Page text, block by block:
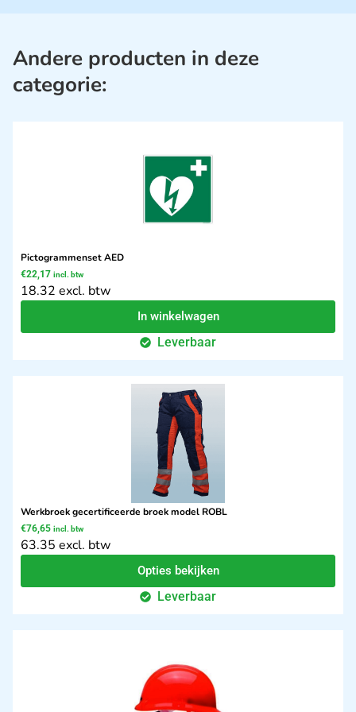
Andere producten in deze
categorie:
Pictogrammenset AED
€22,17 incl. btw
18.32 excl. btw
In winkelwagen
Leverbaar
Werkbroek gecertificeerde broek model ROBL
€76,65 incl. btw
63.35 excl. btw
Opties bekijken
Leverbaar